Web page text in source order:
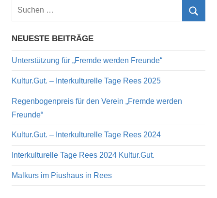
Suchen
NEUESTE BEITRÄGE
Unterstützung für „Fremde werden Freunde“
Kultur.Gut. – Interkulturelle Tage Rees 2025
Regenbogenpreis für den Verein „Fremde werden
Freunde“
Kultur.Gut. – Interkulturelle Tage Rees 2024
Interkulturelle Tage Rees 2024 Kultur.Gut.
Malkurs im Piushaus in Rees